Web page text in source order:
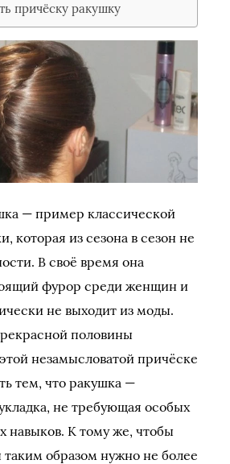
причёску ракушку
— пример классической
которая из сезона в сезон не
В своё время она
фурор среди женщин и
не выходит из моды.
половины
незамысловатой причёске
тем, что ракушка —
не требующая особых
навыков. К тому же, чтобы
таким образом нужно не более